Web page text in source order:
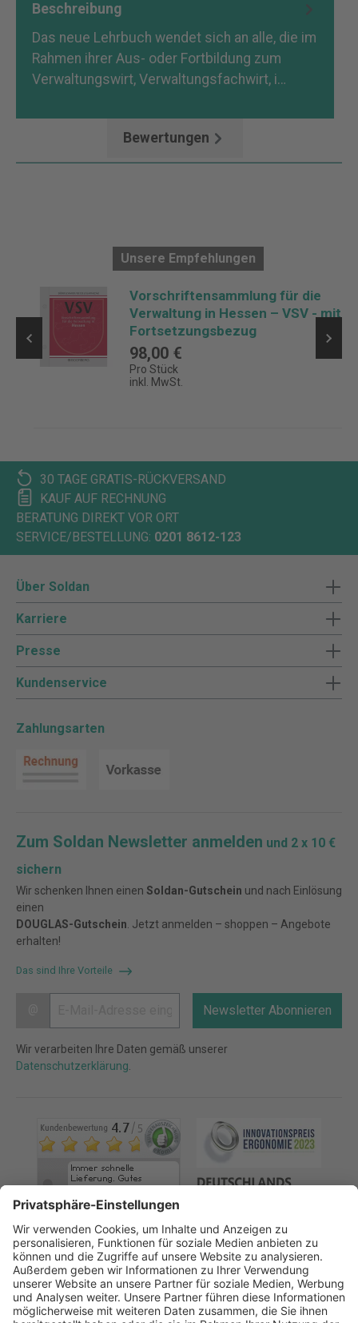
Beschreibung
Das neue Lehrbuch wendet sich an alle, die im
Rahmen ihrer Aus- oder Fortbildung zum
Verwaltungswirt, Verwaltungsfachwirt, i…
Bewertungen
Unsere Empfehlungen
Vorschriftensammlung für die
Verwaltung in Hessen – VSV - mit
Fortsetzungsbezug
98,00 €
Pro Stück
inkl. MwSt.
30 TAGE GRATIS-RÜCKVERSAND
KAUF AUF RECHNUNG
BERATUNG DIREKT VOR ORT
SERVICE/BESTELLUNG: 0201 8612-123
Über Soldan
Karriere
Presse
Kundenservice
Zahlungsarten
Zum Soldan Newsletter anmelden und 2 x 10 €
sichern
Wir schenken Ihnen einen Soldan-Gutschein und nach Einlösung
einen
DOUGLAS-Gutschein . Jetzt anmelden – shoppen – Angebote
erhalten!
Das sind Ihre Vorteile
Newsletter Abonnieren
Wir verarbeiten Ihre Daten gemäß unserer
Datenschutzerklärung